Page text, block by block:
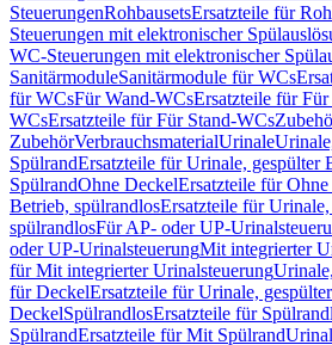
SteuerungenRohbausetsErsatzteile für
Steuerungen mit elektronischer
WC-Steuerungen mit elektronischer
SanitärmoduleSanitärmodule für WCs
für WCsFür Wand-WCsErsatzteile für
WCsErsatzteile für Für Stand-WCs
ZubehörVerbrauchsmaterialUrinale
SpülrandErsatzteile für Urinale, gespülter
SpülrandOhne DeckelErsatzteile für
Betrieb, spülrandlosErsatzteile für
spülrandlosFür AP- oder UP-
oder UP-UrinalsteuerungMit integrierter
für Mit integrierter Urinalsteuerung
für DeckelErsatzteile für Urinale,
DeckelSpülrandlosErsatzteile für
SpülrandErsatzteile für Mit Spülrand